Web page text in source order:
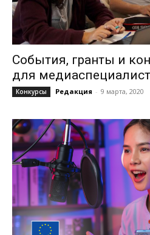
События, гранты и
для
Конкурсы Редакция - 9 марта, 2020